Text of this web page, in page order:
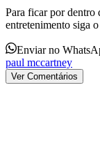
Para ficar por dentro
entretenimento siga o
Enviar no
paul mccartney
Ver Comentários